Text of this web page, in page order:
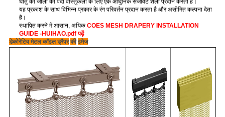
धातु की जाली का पर्दा वास्तुकला के लिए एक आधुनिक सजावट शैली प्रदान करता है।
यह प्रकाश के साथ विभिन्न प्रकार के रंग परिवर्तन प्रदान करता है और असीमित कल्पना देता
है।
स्थापित करने में आसान, अधिक COES MESH DRAPERY INSTALLATION
GUIDE -HUIHAO.pdf पढ़ें
डेकोरेटिव मेटल कॉइल ड्रैपर की इमेज